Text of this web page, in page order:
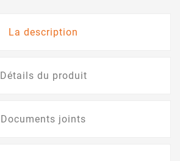
La description
Détails du produit
Documents joints